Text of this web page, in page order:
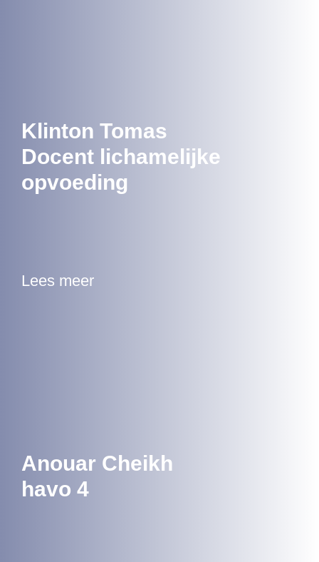
Klinton Tomas
Docent lichamelijke
opvoeding
Lees meer
Anouar Cheikh
havo 4